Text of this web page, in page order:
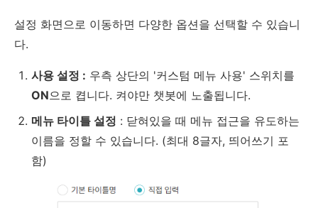
설정 화면으로 이동하면 다양한 옵션을 선택할 수 있습니
다.
사용 설정 : 우측 상단의 '커스텀 메뉴 사용' 스위치를
ON으로 켭니다. 켜야만 챗봇에 노출됩니다.
메뉴 타이틀 설정 : 닫혀있을 때 메뉴 접근을 유도하는
이름을 정할 수 있습니다. (최대 8글자, 띄어쓰기 포
함)